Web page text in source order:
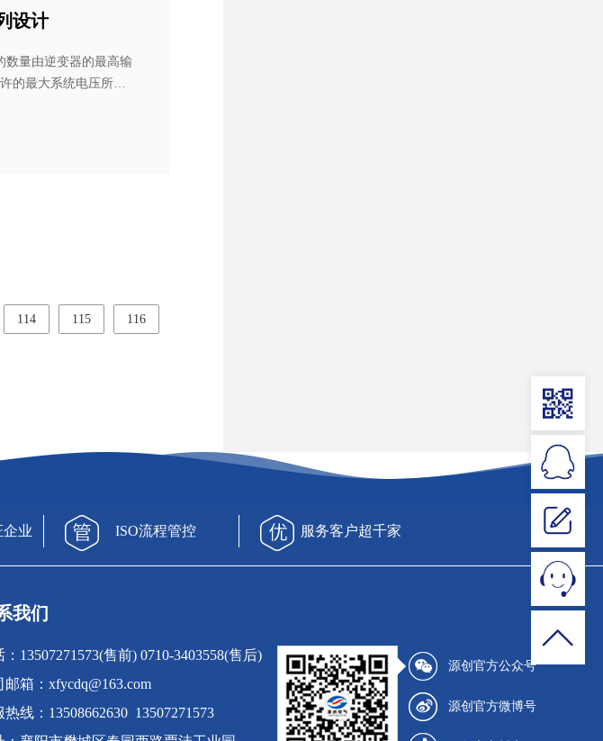
设计
数量由逆变器的最高输
的最大系统电压所确
114 115
116
企业 ISO流程管控 服务客户超千家
我们
：13507271573(售前) 0710-3403558(售后)
邮箱：xfycdq@163.com
热线：13508662630 13507271573
源创官方公众号
源创官方微博号